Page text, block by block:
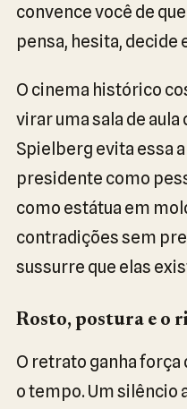
convence você de
pensa, hesita, decide
O cinema histórico
virar uma sala de
Spielberg evita essa
presidente como
como estátua em
contradições sem
sussurre que elas
Rosto, postura e o
O retrato ganha força
o tempo. Um silêncio